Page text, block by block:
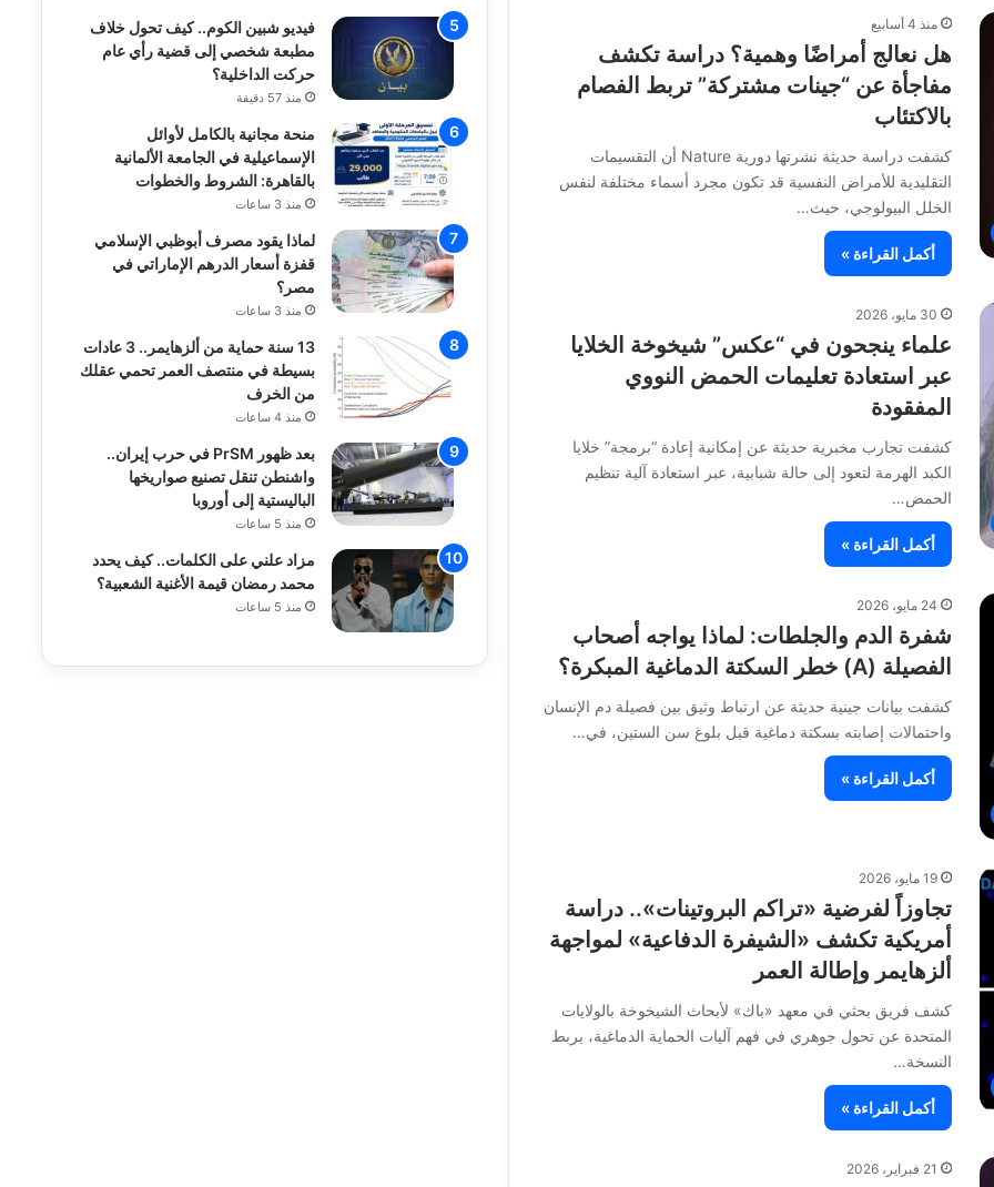
منذ 4 أسابيع
هل نعالج أمراضًا وهمية؟ دراسة تكشف
مفاجأة عن “جينات مشتركة” تربط الفصام
بالاكتئاب
كشفت دراسة حديثة نشرتها دورية Nature أن التقسيمات
التقليدية للأمراض النفسية قد تكون مجرد أسماء مختلفة لنفس
الخلل البيولوجي، حيث…
أكمل القراءة »
30 مايو، 2026
علماء ينجحون في “عكس” شيخوخة الخلايا
عبر استعادة تعليمات الحمض النووي
المفقودة
كشفت تجارب مخبرية حديثة عن إمكانية إعادة “برمجة” خلايا
الكبد الهرمة لتعود إلى حالة شبابية، عبر استعادة آلية تنظيم
الحمض…
أكمل القراءة »
24 مايو، 2026
شفرة الدم والجلطات: لماذا يواجه أصحاب
الفصيلة (A) خطر السكتة الدماغية المبكرة؟
كشفت بيانات جينية حديثة عن ارتباط وثيق بين فصيلة دم الإنسان
واحتمالات إصابته بسكتة دماغية قبل بلوغ سن الستين، في…
أكمل القراءة »
19 مايو، 2026
تجاوزاً لفرضية «تراكم البروتينات».. دراسة
أمريكية تكشف «الشيفرة الدفاعية» لمواجهة
ألزهايمر وإطالة العمر
كشف فريق بحثي في معهد «باك» لأبحاث الشيخوخة بالولايات
المتحدة عن تحول جوهري في فهم آليات الحماية الدماغية، بربط
النسخة…
أكمل القراءة »
21 فبراير، 2026
فيديو شبين الكوم.. كيف تحول خلاف
مطبعة شخصي إلى قضية رأي عام
حركت الداخلية؟
منذ 57 دقيقة
منحة مجانية بالكامل لأوائل
الإسماعيلية في الجامعة الألمانية
بالقاهرة: الشروط والخطوات
منذ 3 ساعات
لماذا يقود مصرف أبوظبي الإسلامي
قفزة أسعار الدرهم الإماراتي في
مصر؟
منذ 3 ساعات
13 سنة حماية من ألزهايمر.. 3 عادات
بسيطة في منتصف العمر تحمي عقلك
من الخرف
منذ 4 ساعات
بعد ظهور PrSM في حرب إيران..
واشنطن تنقل تصنيع صواريخها
الباليستية إلى أوروبا
منذ 5 ساعات
مزاد علني على الكلمات.. كيف يحدد
محمد رمضان قيمة الأغنية الشعبية؟
منذ 5 ساعات